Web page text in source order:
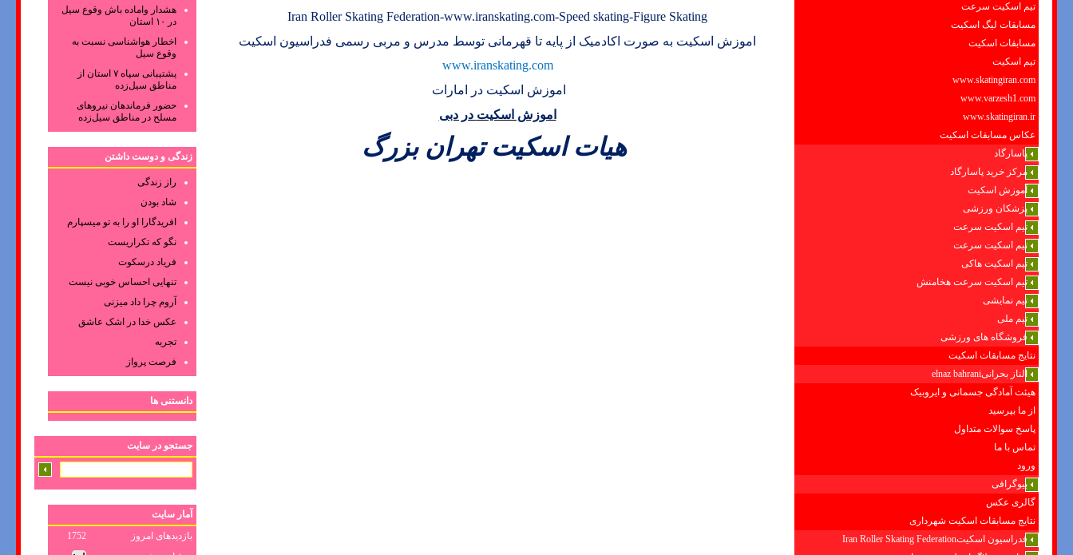
تیم اسکیت سرعت
مسابقات لیگ اسکیت
مسابقات اسکیت
تیم اسکیت
www.skatingiran.com
www.varzesh1.com
www.skatingiran.ir
عکاس مسابقات اسکیت
پاسارگاد
مرکز خرید پاسارگاد
آموزش اسکیت
پزشکان ورزشی
تیم اسکیت سرعت
تیم اسکیت سرعت
تیم اسکیت هاکی
تیم اسکیت سرعت هخامنش
تیم نمایشی
تیم ملی
فروشگاه های ورزشی
نتایج مسابقات اسکیت
الناز بحرانیelnaz bahrani
هیئت آمادگی جسمانی و ایروبیک
از ما بپرسید
پاسخ سوالات متداول
تماس با ما
ورود
بیوگرافی
گالری عکس
نتایج مسابقات اسکیت شهرداری
فدراسیون اسکیتIran Roller Skating Federation
Iran Roller Skating Federation-www.iranskating.com-Speed skating-Figure Skating
اموزش اسکیت به صورت اکادمیک از پایه تا قهرمانی توسط مدرس و مربی رسمی فدراسیون اسکیت
www.iranskating.com
اموزش اسکیت در امارات
اموزش اسکیت در دبی
هيات اسکيت تهران بزرگ
هشدار واماده باش وقوع سیل
در ۱۰ استان
اخطار هواشناسی نسبت به
وقوع سیل
پشتیبانی سپاه ۷ استان از
مناطق سیل‌زده
حضور فرماندهان نیروهای
مسلح در مناطق سیل‌زده
زندگی و دوست داشتن
راز زندگی
شاد بودن
افریدگارا او را به تو میسپارم
نگو که تکراریست
فریاد درسکوت
تنهایی احساس خوبی نیست
آروم چرا داد میزنی
عکس‌ خدا در اشک‌ عاشق‌
تجربه
فرصت پرواز
دانستنی ها
جستجو در سایت
آمار سایت
بازدیدهای امروز
1752